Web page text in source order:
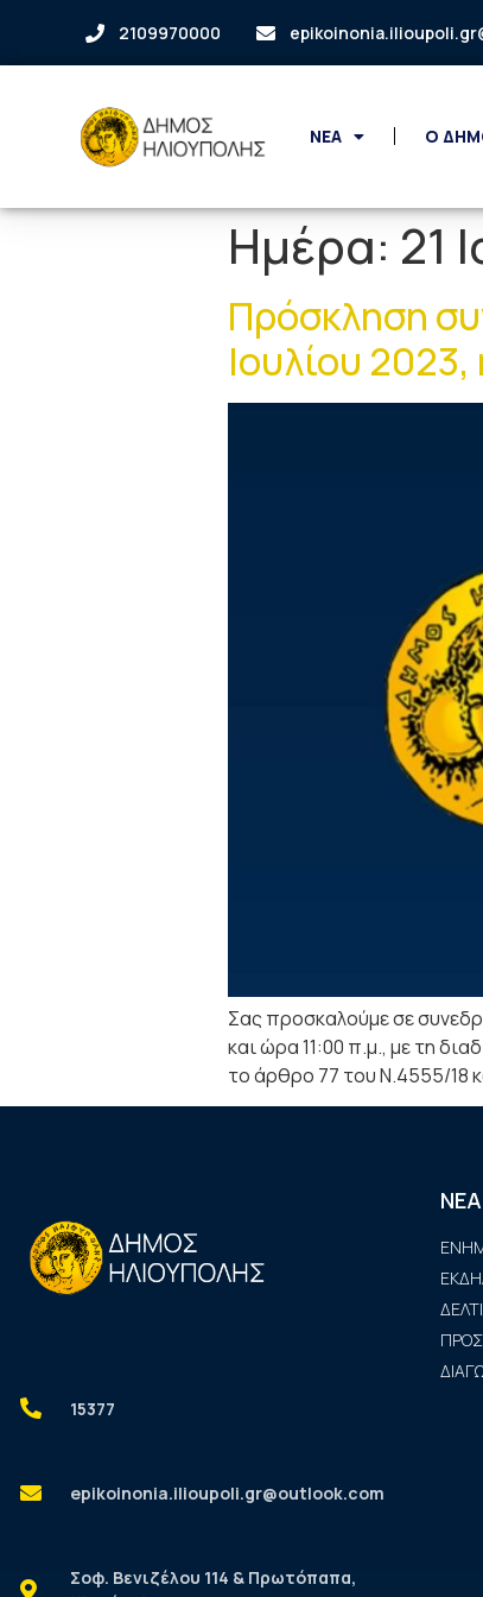
2109970000
ΝΕΑ Ο
Ημέρα: 21
Πρόσκληση
Ιουλίου
Σας προσκαλούμε σε
και ώρα 11:00 π.μ., με τη
το άρθρο 77 του Ν.4555/18
15377
epikoinonia.ilioupoli.gr@outlook.com
Σοφ. Βενιζέλου 114 & Πρωτόπαπα,
ΝΕΑ